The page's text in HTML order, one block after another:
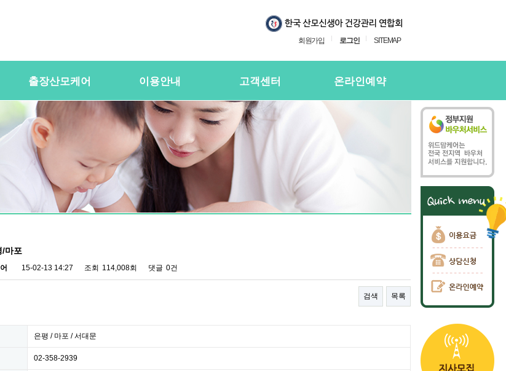
회원가입 로그인 SITEMAP
출장산모케어
산전바디케어
산후바디케어
케어매니저 자격요건
유의사항
이용안내
이용절차
이용요금
대여용품
이용약관
고객센터
공지사항
문의하기
이용후기
자주하는질문
상담신청
상담신청 확인
온라인예약
온라인예약
온라인 예약확인
/마포
15-02-13 14:27 조회 114,008회 댓글 0건
검색 목록
은평 / 마포 / 서대문
02-358-2939